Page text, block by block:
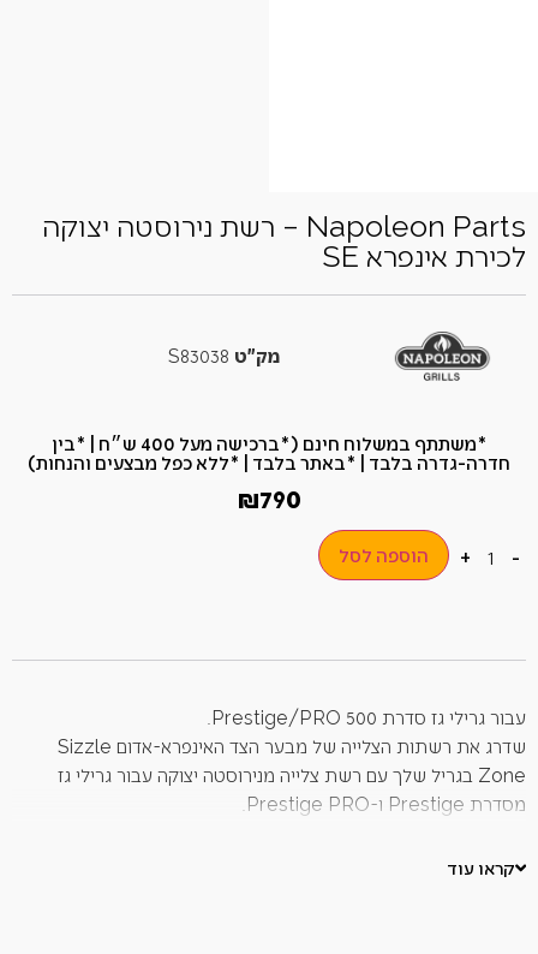
Napoleon Parts – רשת נירוסטה יצוקה
לכירת אינפרא SE
מק"ט
*משתתף במשלוח חינם (*ברכישה מעל 400 ש״ח​ | *בין
חדרה-גדרה בלבד | *באתר בלבד | *ללא כפל מבצעים והנחות)
₪790
-
+ הוספה לסל
עבור גרילי גז סדרת Prestige/PRO 500.
שדרג את רשתות הצלייה של מבער הצד האינפרא-אדום Sizzle
Zone בגריל שלך עם רשת צלייה מנירוסטה יצוקה עבור גרילי גז
מסדרת Prestige ו-Prestige PRO.
צלייה מדהימה.
קראו עוד